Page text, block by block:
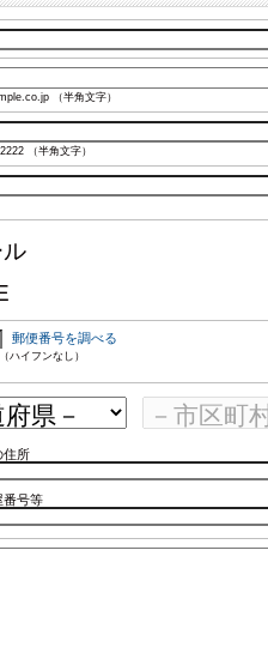
（半角文字）
（半角文字）
ル
郵便番号を調べる
ハイフンなし）
住所
番号等